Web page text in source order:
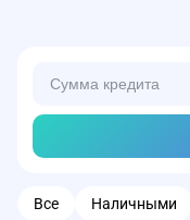
Все Наличными